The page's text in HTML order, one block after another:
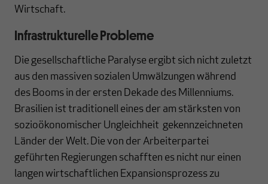
Wirtschaft.
Infrastrukturelle Probleme
Die gesellschaftliche Paralyse ergibt sich nicht zuletzt
aus den massiven sozialen Umwälzungen während
des Booms in der ersten Dekade des Millenniums.
Brasilien ist traditionell eines der am stärksten von
sozioökonomischer Ungleichheit gekennzeichneten
Länder der Welt. Die von der Arbeiterpartei
geführten Regierungen schafften es nicht nur einen
langen wirtschaftlichen Expansionsprozess zu